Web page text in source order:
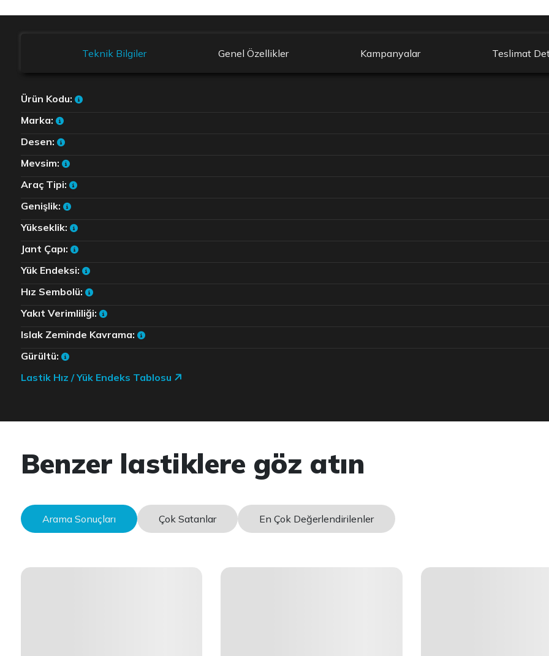
Teknik Bilgiler Genel Özellikler Kampanyalar Teslimat
Ürün Kodu:
Marka:
Desen:
Mevsim:
Araç Tipi:
Genişlik:
Yükseklik:
Jant Çapı:
Yük Endeksi:
Hız Sembolü:
Yakıt Verimliliği:
Islak Zeminde Kavrama:
Gürültü:
Lastik Hız / Yük Endeks Tablosu
Benzer lastiklere göz atın
Arama Sonuçları Çok Satanlar En Çok Değerlendirilenler